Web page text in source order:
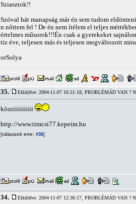
Sziasztok!!
Szóval hát manapság már én sem tudom
n nőttem fel ! De én nem ítélem el teljes
értelmes műsorok!!!Én csak a gyerekeket
tíz éve, teljesen más és teljesen megváltozott
orSolya
35. Elküldve: 2004-11-07 16:51:18, PROBLÉMÁD VAN ?
kösziiiiiiiiii
http://www.timcsi77.kepeim.hu
[válaszok erre: #36]
34. Elküldve: 2004-11-07 12:36:17, PROBLÉMÁD VAN ?